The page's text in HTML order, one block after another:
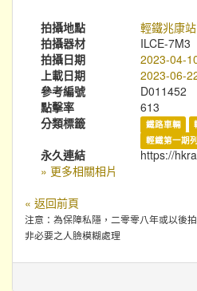
拍攝地點 輕鐵兆康站
拍攝器材
ILCE-7M3
拍攝日期
2023-04-
上載日期
2023-06-
參考編號
D011452
點擊率
613
分類標籤
鐵路車輛
輕鐵第一期
永久連結
https://
» 更多相關相片
« 返回前頁
注意：為保障私隱，二零零八年或以後
非必要之人臉模糊處理